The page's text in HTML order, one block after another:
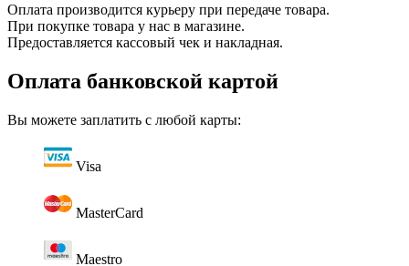
Оплата производится курьеру при передаче товара.
При покупке товара у нас в магазине.
Предоставляется кассовый чек и накладная.
Оплата банковской картой
Вы можете заплатить с любой карты:
Visa
MasterCard
Maestro